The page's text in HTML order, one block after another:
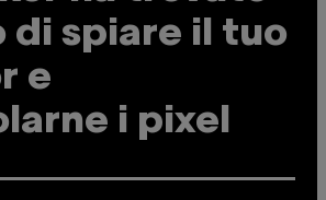
di spiare il tuo
e
i pixel